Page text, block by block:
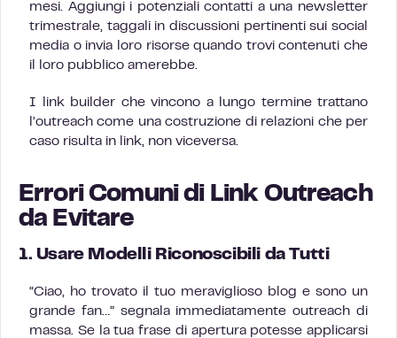
mesi. Aggiungi i potenziali contatti a una newsletter
trimestrale, taggali in discussioni pertinenti sui social
media o invia loro risorse quando trovi contenuti che
il loro pubblico amerebbe.
I link builder che vincono a lungo termine trattano
l’outreach come una costruzione di relazioni che per
caso risulta in link, non viceversa.
Errori Comuni di Link Outreach
da Evitare
1. Usare Modelli Riconoscibili da Tutti
“Ciao, ho trovato il tuo meraviglioso blog e sono un
grande fan…” segnala immediatamente outreach di
massa. Se la tua frase di apertura potesse applicarsi